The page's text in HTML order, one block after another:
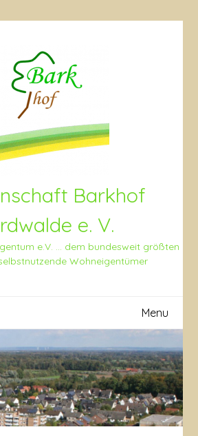
Barkhof
e. V.
e.V. … dem bundesweit größten
Wohneigentümer
Menu